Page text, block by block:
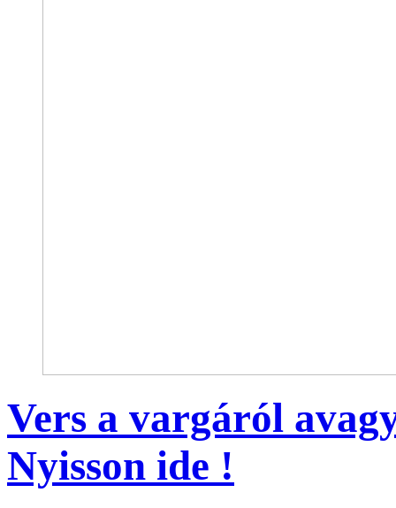
Vers a vargáról
Nyisson ide !